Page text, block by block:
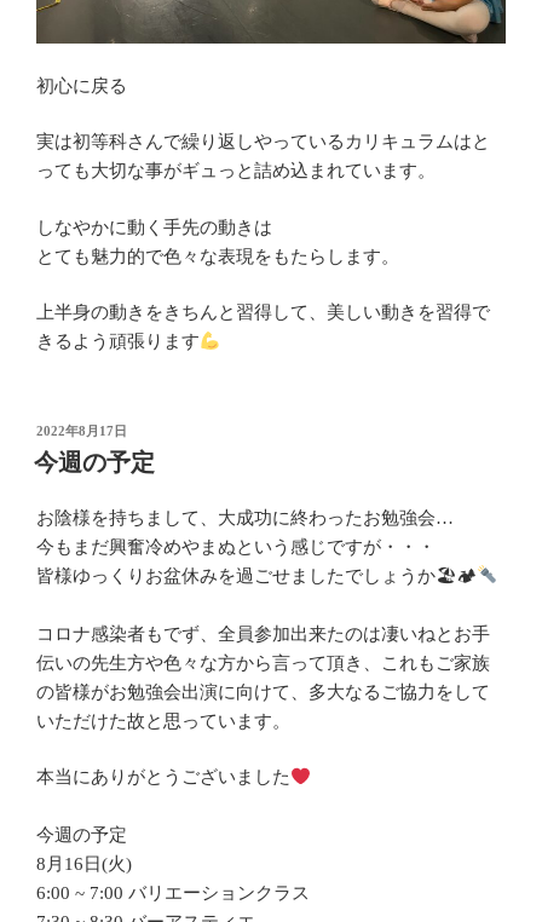
初心に戻る
実は初等科さんで繰り返しやっているカリキュラムはと
っても大切な事がギュっと詰め込まれています。
しなやかに動く手先の動きは
とても魅力的で色々な表現をもたらします。
上半身の動きをきちんと習得して、美しい動きを習得で
きるよう頑張ります
投
稿
日:
2022年8月17日
今週の予定
お陰様を持ちまして、大成功に終わったお勉強会…
今もまだ興奮冷めやまぬという感じですが・・・
皆様ゆっくりお盆休みを過ごせましたでしょうか🏖🏕
コロナ感染者もでず、全員参加出来たのは凄いねとお手
伝いの先生方や色々な方から言って頂き、これもご家族
の皆様がお勉強会出演に向けて、多大なるご協力をして
いただけた故と思っています。
本当にありがとうございました
今週の予定
8月16日(火)
6:00 ~ 7:00 バリエーションクラス